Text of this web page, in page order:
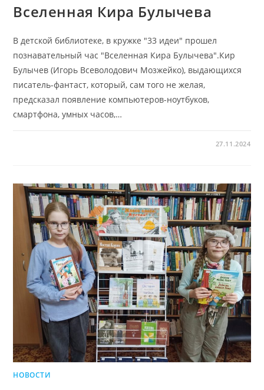
Вселенная Кира Булычева
В детской библиотеке, в кружке "33 идеи" прошел
познавательный час "Вселенная Кира Булычева".Кир
Булычев (Игорь Всеволодович Мозжейко), выдающихся
писатель-фантаст, который, сам того не желая,
предсказал появление компьютеров-ноутбуков,
смартфона, умных часов,…
27.11.2024
НОВОСТИ